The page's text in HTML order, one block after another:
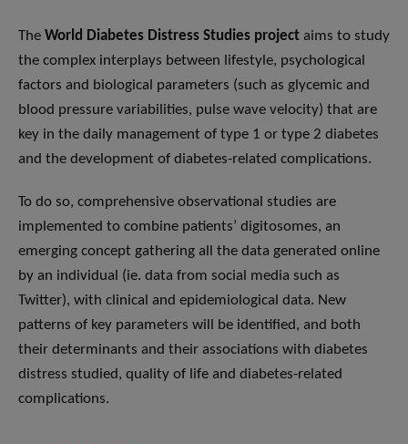
The World Diabetes Distress Studies project aims to study
the complex interplays between lifestyle, psychological
factors and biological parameters (such as glycemic and
blood pressure variabilities, pulse wave velocity) that are
key in the daily management of type 1 or type 2 diabetes
and the development of diabetes-related complications.
To do so, comprehensive observational studies are
implemented to combine patients’ ​digitosomes​, an
emerging concept gathering all the data generated online
by an individual (ie. data from social media such as
Twitter), with clinical and epidemiological data. New
patterns of key parameters will be identified, and both
their determinants and their associations with diabetes
distress studied, quality of life and diabetes-related
complications.